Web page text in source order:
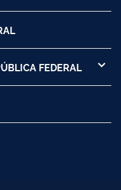
FEDERAL